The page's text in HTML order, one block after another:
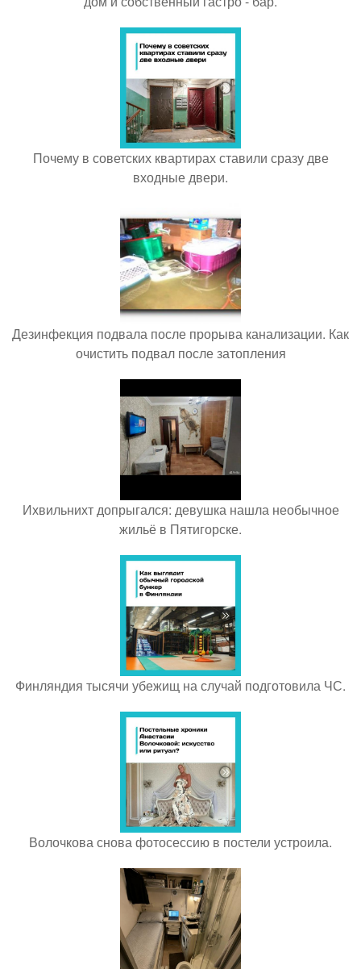
Почему в советских квартирах ставили сразу две
входные двери.
Дезинфекция подвала после прорыва канализации. Как
очистить подвал после затопления
Ихвильнихт допрыгался: девушка нашла необычное
жильё в Пятигорске.
Финляндия тысячи убежищ на случай подготовила ЧС.
Волочкова снова фотосессию в постели устроила.